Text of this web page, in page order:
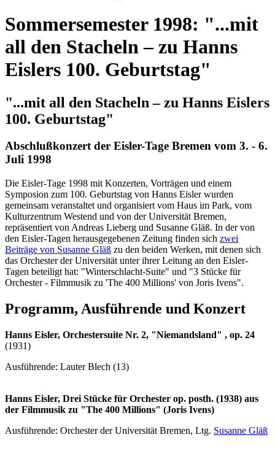
Sommersemester 1998: "...mit
all den Stacheln – zu Hanns
Eislers 100. Geburtstag"
"...mit all den Stacheln – zu Hanns Eislers
100. Geburtstag"
Abschlußkonzert der Eisler-Tage Bremen vom 3. - 6.
Juli 1998
Die Eisler-Tage 1998 mit Konzerten, Vorträgen und einem
Symposion zum 100. Geburtstag von Hanns Eisler wurden
gemeinsam veranstaltet und organisiert vom Haus im Park, vom
Kulturzentrum Westend und von der Universität Bremen,
repräsentiert von Andreas Lieberg und Susanne Gläß. In der von
den Eisler-Tagen herausgegebenen Zeitung finden sich zwei
Beiträge von Susanne Gläß zu den beiden Werken, mit denen sich
das Orchester der Universität unter ihrer Leitung an den Eisler-
Tagen beteiligt hat: "Winterschlacht-Suite" und "3 Stücke für
Orchester - Filmmusik zu 'The 400 Millions' von Joris Ivens".
Programm, Ausführende und Konzert
Hanns Eisler, Orchestersuite Nr. 2, "Niemandsland" , op. 24
(1931)
Ausführende: Lauter Blech (13)
Hanns Eisler, Drei Stücke für Orchester op. posth. (1938) aus
der Filmmusik zu "The 400 Millions" (Joris Ivens)
Ausführende: Orchester der Universität Bremen, Ltg. Susanne Gläß